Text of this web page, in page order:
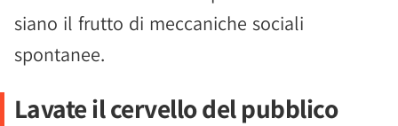
siano il frutto di meccaniche sociali
spontanee.
Lavate il cervello del pubblico